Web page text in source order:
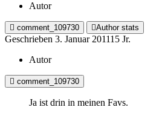
Autor
comment_109730 Author stats
Geschrieben 3. Januar 201115 Jr.
Autor
comment_109730
Ja ist drin in meinen Favs.